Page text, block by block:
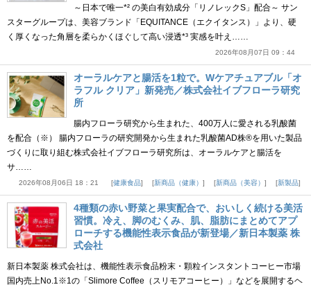
～日本で唯一*² の美白有効成分「リノレックS」配合～ サン
スターグループは、美容ブランド「EQUITANCE（エクイタンス）」より、硬
く厚くなった角層を柔らかくほぐして高い浸透*³ 実感を叶え……
2026年08月07日 09：44
オーラルケアと腸活を1粒で。Wケアチュアブル「オ
ラフル クリア」新発売／株式会社イブフローラ研究
所
腸内フローラ研究から生まれた、400万人に愛される乳酸菌
を配合（※） 腸内フローラの研究開発から生まれた乳酸菌AD株®を用いた製品
づくりに取り組む株式会社イブフローラ研究所は、オーラルケアと腸活を
サ……
2026年08月06日 18：21 健康食品 新商品（健康） 新商品（美容） 新製品
4種類の赤い野菜と果実配合で、おいしく続ける美活
習慣。冷え、脚のむくみ、肌、脂肪にまとめてアプ
ローチする機能性表示食品が新登場／新日本製薬 株
式会社
新日本製薬 株式会社は、機能性表示食品粉末・顆粒インスタントコーヒー市場
国内売上No.1※1の「Slimore Coffee（スリモアコーヒー）」などを展開するヘ